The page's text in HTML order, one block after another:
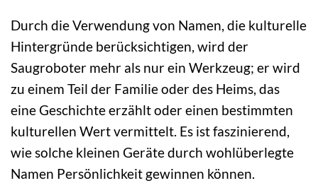
Durch die Verwendung von Namen, die kulturelle
Hintergründe berücksichtigen, wird der
Saugroboter mehr als nur ein Werkzeug; er wird
zu einem Teil der Familie oder des Heims, das
eine Geschichte erzählt oder einen bestimmten
kulturellen Wert vermittelt. Es ist faszinierend,
wie solche kleinen Geräte durch wohlüberlegte
Namen Persönlichkeit gewinnen können.